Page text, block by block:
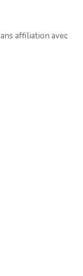
affiliation avec